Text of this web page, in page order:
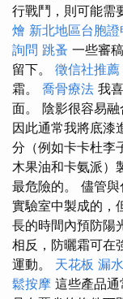
行戰鬥，則可能需
燴 新北地區台胞
詢問 跳蚤 一些審
留下。 徵信社推薦
霜。 喬骨療法 我
面。 陰影很容易融
因此通常我將底漆
分（例如卡卡杜李
木果油和卡氨派）
最危險的。 儘管
實驗室中製成的，
長的時間內預防陽
相反，防曬霜可在
運動。 天花板 漏水
鬆按摩 這些產品